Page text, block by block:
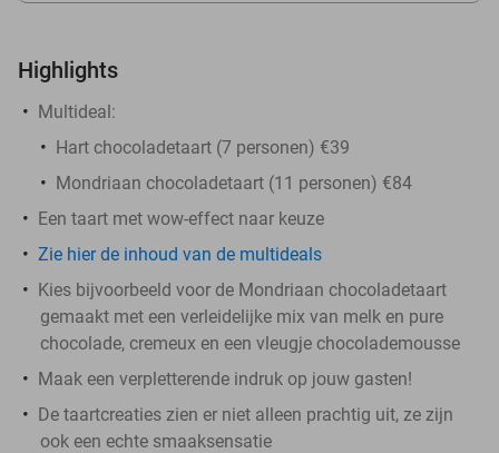
Highlights
Multideal:
Hart chocoladetaart (7 personen) €39
Mondriaan chocoladetaart (11 personen) €84
Een taart met wow-effect naar keuze
Zie hier de inhoud van de multideals
Kies bijvoorbeeld voor de Mondriaan chocoladetaart
gemaakt met een verleidelijke mix van melk en pure
chocolade, cremeux en een vleugje chocolademousse
Maak een verpletterende indruk op jouw gasten!
De taartcreaties zien er niet alleen prachtig uit, ze zijn
ook een echte smaaksensatie